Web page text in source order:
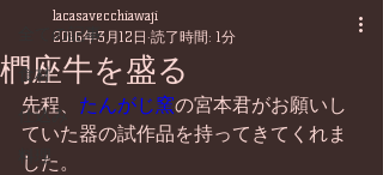
全ての記事
食材
仕込み
料理
椚座牛を盛る
lacasavecchiawaji
2016年3月12日 読了時間: 1分
先程、 たんがじ窯の宮本君がお願いし
ていた器の試作品を持ってきてくれま
した。